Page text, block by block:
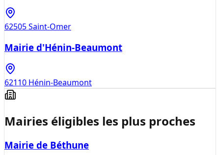
62505Saint-Omer
Mairie d'Hénin-Beaumont
62110 Hénin-Beaumont
Mairies éligibles les plus proches
Mairie de Béthune